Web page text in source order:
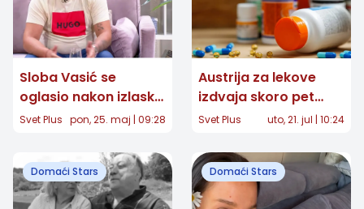
Sloba Vasić se
oglasio nakon izlaska
iz bolnice "Laza
Svet Plus pon, 25. maj | 09:28
Austrija za lekove
izdvaja skoro pet
milijardi evra:
odsto
Svet Plus uto, 21. jul | 10:24
Domaći Stars Domaći Stars